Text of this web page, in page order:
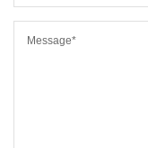
Message*